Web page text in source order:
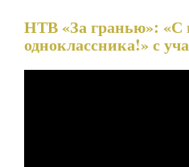
НТВ «За гранью»: «С
одноклассника!» с